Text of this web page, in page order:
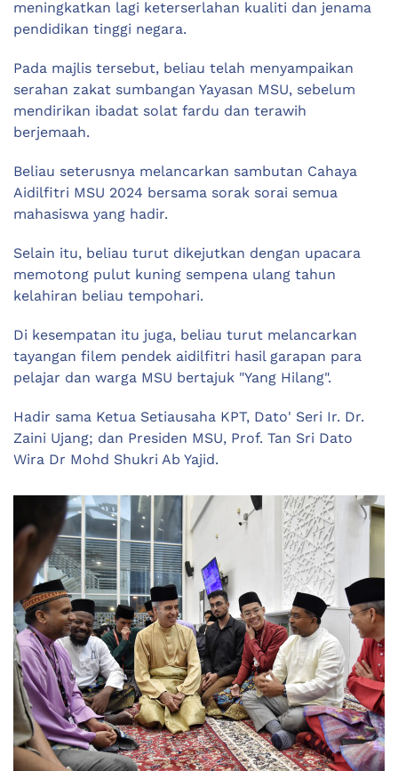
meningkatkan lagi keterserlahan kualiti dan jenama
pendidikan tinggi negara.
Pada majlis tersebut, beliau telah menyampaikan
serahan zakat sumbangan Yayasan MSU, sebelum
mendirikan ibadat solat fardu dan terawih
berjemaah.
Beliau seterusnya melancarkan sambutan Cahaya
Aidilfitri MSU 2024 bersama sorak sorai semua
mahasiswa yang hadir.
Selain itu, beliau turut dikejutkan dengan upacara
memotong pulut kuning sempena ulang tahun
kelahiran beliau tempohari.
Di kesempatan itu juga, beliau turut melancarkan
tayangan filem pendek aidilfitri hasil garapan para
pelajar dan warga MSU bertajuk "Yang Hilang".
Hadir sama Ketua Setiausaha KPT, Dato' Seri Ir. Dr.
Zaini Ujang; dan Presiden MSU, Prof. Tan Sri Dato
Wira Dr Mohd Shukri Ab Yajid.